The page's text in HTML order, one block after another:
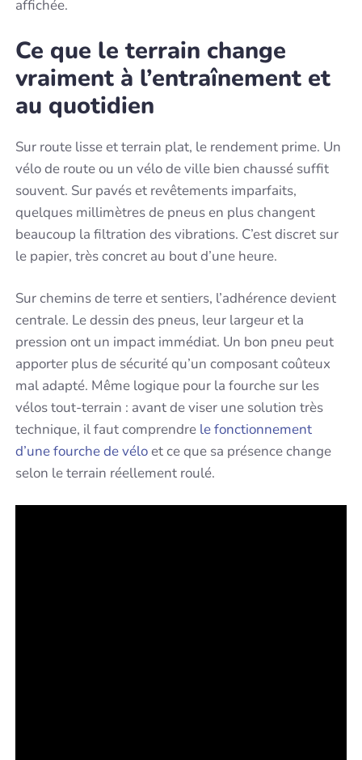
affichée.
Ce que le terrain change
vraiment à l’entraînement et
au quotidien
Sur route lisse et terrain plat, le rendement prime. Un
vélo de route ou un vélo de ville bien chaussé suffit
souvent. Sur pavés et revêtements imparfaits,
quelques millimètres de pneus en plus changent
beaucoup la filtration des vibrations. C’est discret sur
le papier, très concret au bout d’une heure.
Sur chemins de terre et sentiers, l’adhérence devient
centrale. Le dessin des pneus, leur largeur et la
pression ont un impact immédiat. Un bon pneu peut
apporter plus de sécurité qu’un composant coûteux
mal adapté. Même logique pour la fourche sur les
vélos tout-terrain : avant de viser une solution très
technique, il faut comprendre le fonctionnement
d’une fourche de véloet ce que sa présence change
selon le terrain réellement roulé.